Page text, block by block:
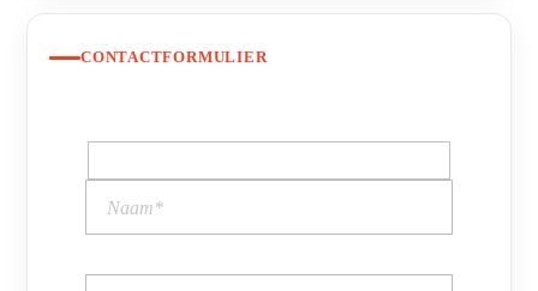
CONTACTFORMULIER